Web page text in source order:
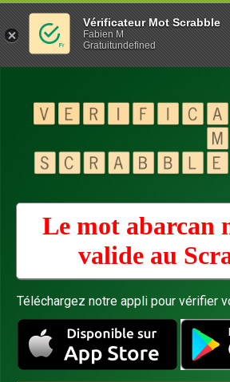
Le mot abarcan
valide au
Téléchargez notre appli pour vérifier
Vérificateur Mot Scrabble
Fabien M
Gratuitundefined